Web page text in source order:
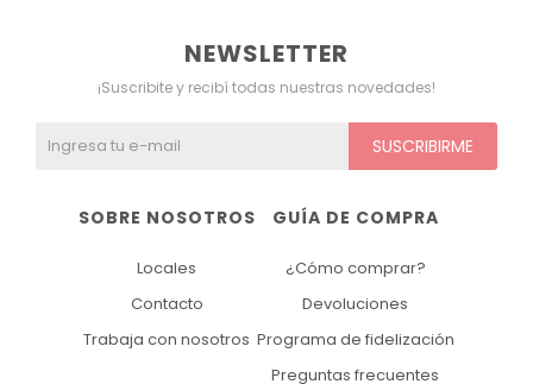
GUÍA DE COMPRA
¿Cómo comprar?
Devoluciones
Programa de fidelización
Preguntas frecuentes
SOBRE NOSOTROS
Locales
Contacto
Trabaja con nosotros
NEWSLETTER
¡Suscribite y recibí todas nuestras novedades!
SUSCRIBIRME